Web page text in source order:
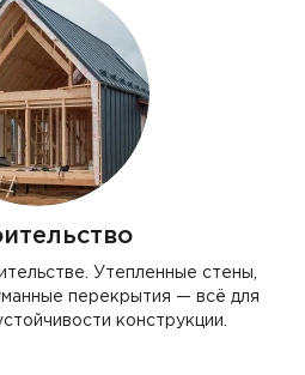
Утепленные стены,
перекрытия — всё для
конструкции.